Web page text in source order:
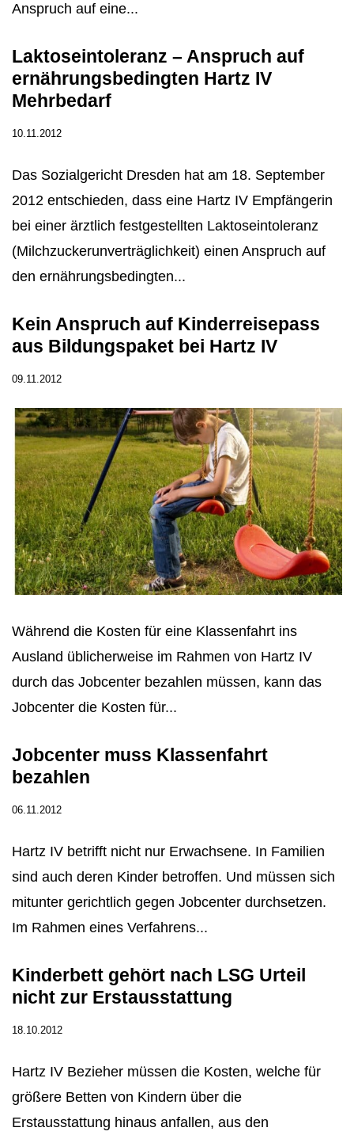
Anspruch auf eine...
Laktoseintoleranz – Anspruch auf
ernährungsbedingten Hartz IV
Mehrbedarf
10.11.2012
Das Sozialgericht Dresden hat am 18. September
2012 entschieden, dass eine Hartz IV Empfängerin
bei einer ärztlich festgestellten Laktoseintoleranz
(Milchzuckerunverträglichkeit) einen Anspruch auf
den ernährungsbedingten...
Kein Anspruch auf Kinderreisepass
aus Bildungspaket bei Hartz IV
09.11.2012
Während die Kosten für eine Klassenfahrt ins
Ausland üblicherweise im Rahmen von Hartz IV
durch das Jobcenter bezahlen müssen, kann das
Jobcenter die Kosten für...
Jobcenter muss Klassenfahrt
bezahlen
06.11.2012
Hartz IV betrifft nicht nur Erwachsene. In Familien
sind auch deren Kinder betroffen. Und müssen sich
mitunter gerichtlich gegen Jobcenter durchsetzen.
Im Rahmen eines Verfahrens...
Kinderbett gehört nach LSG Urteil
nicht zur Erstausstattung
18.10.2012
Hartz IV Bezieher müssen die Kosten, welche für
größere Betten von Kindern über die
Erstausstattung hinaus anfallen, aus den